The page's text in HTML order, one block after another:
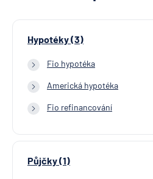
Hypotéky (3)
Fio hypotéka
Americká hypotéka
Fio refinancování
Půjčky (1)